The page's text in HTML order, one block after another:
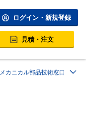
ログイン・新規登録
見積・注文
メカニカル部品技術窓口